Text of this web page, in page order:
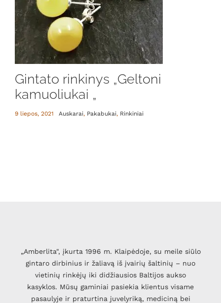
Gintato rinkinys „Geltoni
kamuoliukai „
9 liepos, 2021 Auskarai, Pakabukai, Rinkiniai
„Amberlita", įkurta 1996 m. Klaipėdoje, su meile siūlo
gintaro dirbinius ir žaliavą iš įvairių šaltinių – nuo
vietinių rinkėjų iki didžiausios Baltijos aukso
kasyklos. Mūsų gaminiai pasiekia klientus visame
pasaulyje ir praturtina juvelyriką, mediciną bei